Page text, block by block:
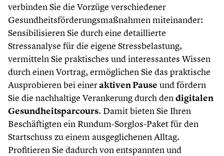
verbinden Sie die Vorzüge verschiedener
Gesundheitsförderungsmaßnahmen miteinander:
Sensibilisieren Sie durch eine detaillierte
Stressanalyse für die eigene Stressbelastung,
vermitteln Sie praktisches und interessantes Wissen
durch einen Vortrag, ermöglichen Sie das praktische
Ausprobieren bei eineraktiven Pause und fördern
Sie die nachhaltige Verankerung durch dendigitalen
Gesundheitsparcours. Damit bieten Sie Ihren
Beschäftigten ein Rundum-Sorglos-Paket für den
Startschuss zu einem ausgeglichenen Alltag.
Profitieren Sie dadurch von entspannten und